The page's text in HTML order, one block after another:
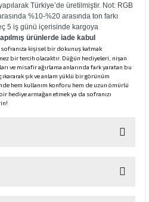
Türkiye’de üretilmiştir. Not: RGB
%10-%20 arasında ton farkı
5 iş günü içerisinde kargoya
ürünlerde iade kabul
kişisel bir dokunuş katmak
bir tercih olacaktır. Düğün hediyeleri, nişan
ve misafir ağırlama anlarında fark yaratan bu
şık ve anlam yüklü bir görünüm
hem kullanım konforu hem de uzun ömürlü
hediye armağan etmek ya da sofranızı